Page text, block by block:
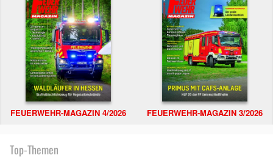
FEUERWEHR-MAGAZIN 4/2026 FEUERWEHR-MAGAZIN 3/2026
Top-Themen